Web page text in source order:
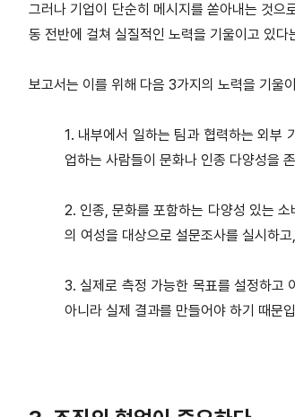
그러나 기업이 단순히 메시지를 쏟아내는 것
동 전반에 걸쳐 실질적인 노력을 기울이고 있
보고서는 이를 위해 다음 3가지의 노력을 기울
1. 내부에서 일하는 팀과 협력하는 외부
업하는 사람들이 문화나 인종 다양성을
2. 인종, 문화를 포함하는 다양성 있는
의 여성을 대상으로 설문조사를 실시하
3. 실제로 측정 가능한 목표를 설정하고
아니라 실제 결과를 만들어야 하기 때문